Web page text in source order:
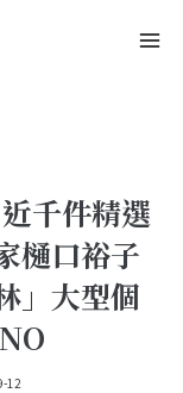
千件精選
樋口裕子
」大型個
12